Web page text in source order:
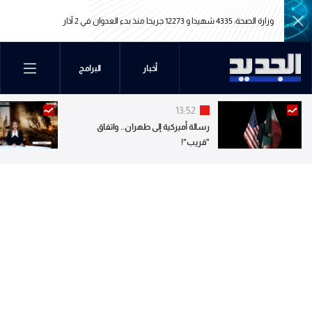
مراسل الجديد: قصف مدفعي يستهدف مرتفع علي الطاهر عند اطراف النبطية
الفوقا
مراسل الجديد: قصف مدفعي يستهدف مرتفع علي الطاهر عند اطراف النبطية
الفوقا
أخبار البرامج
13:52
رسالة أميركية إلى طهران.. واتفاق
"قريب"!